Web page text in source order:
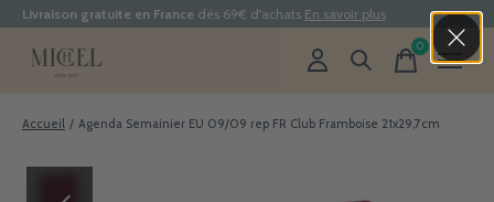
Livraison gratuite en France dès 69€ d'achats En savoir plus
0items
Accueil / Agenda Semainier EU 09/09 rep FR Club Framboise 21x29,7cm